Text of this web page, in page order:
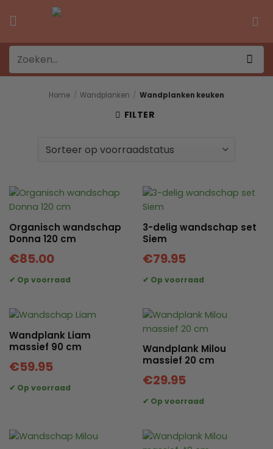
naar
naar:
Home / Wandplanken / Wandplanken keuken
FILTER
Organisch wandschap
Donna 120 cm
€85.00
3-delig wandschap set
Siem
€79.95
Wandplank Liam
massief 90 cm
€59.95
Wandplank Milou
massief 20 cm
€29.95